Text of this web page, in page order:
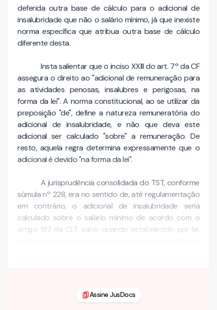
deferida outra base de cálculo para o adicional de
insalubridade que não o salário mínimo, já que inexiste
norma específica que atribua outra base de cálculo
diferente desta.
Insta salientar que o inciso XXIII do art. 7º da CF
assegura o direito ao "adicional de remuneração para
as atividades penosas, insalubres e perigosas, na
forma da lei". A norma constitucional, ao se utilizar da
preposição "de", define a natureza remuneratória do
adicional de insalubridade, e não que deva este
adicional ser calculado "sobre" a remuneração. De
resto, aquela regra determina expressamente que o
adicional é devido "na forma da lei".
A jurisprudência consolidada do TST, conforme
súmula nº 228, era no sentido de, até regulamentação
em contrário, o adicional de insalubridade seria
calculado sobre o salário mínimo de acordo com o
artigo 192 da CLT, salvo quando estabelecido por lei,
Assine JusDocs